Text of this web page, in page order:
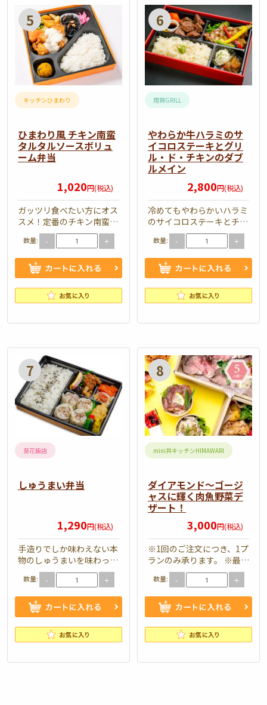
ン
バ
オ
ー
ブ
ル
ひ
ま
チ
ン
南
蛮
ル
タ
ソ
ー
ス
ー
ム
弁
当
キッチンひまわり
ひまわり風 チキン南蛮
タルタルソースボリュ
ーム弁当
1,020円(税込)
ガッツリ食べたい方にオス
スメ！定番のチキン南蛮を
ご賞味あれ。 弁当内容 チ
キン南蛮タルタルソース/
…
数量: - +
や
わ
ら
か
ハ
ミ
の
サ
コ
ロ
テ
ー
キ
ル・
ド・
チ
キ
ン
の
ダ
ル
メ
イ
用賀GRILL
やわらか牛ハラミのサ
イコロステーキとグリ
ル・ド・チキンのダブ
ルメイン
2,800円(税込)
冷めてもやわらかいハラミ
のサイコロステーキとチキ
ンのダブルメイン。男性の
方に人気です。 弁当内容
…
数量: - +
し
ゅ
う
ま
弁
当
葵花飯店
しゅうまい弁当
1,290円(税込)
手造りでしか味わえない本
物のしゅうまいを味わって
ください。お惣菜も色とり
どりです。 弁当内容 焼
売…
数量: - +
ダ
イ
ア
モ
ン
ド
～
ゴ
ー
ジ
ス
に
輝
く
肉
魚
野
菜
mini丼キッチンHIMAWARI
ダイアモンド～ゴージ
ャスに輝く肉魚野菜デ
ザート！
3,000円(税込)
※1回のご注文につき、1プ
ランのみ承ります。 ※最低
ご注文食数：5人前〜 プラ
ン内容 ポテトサラ…
数量: - +